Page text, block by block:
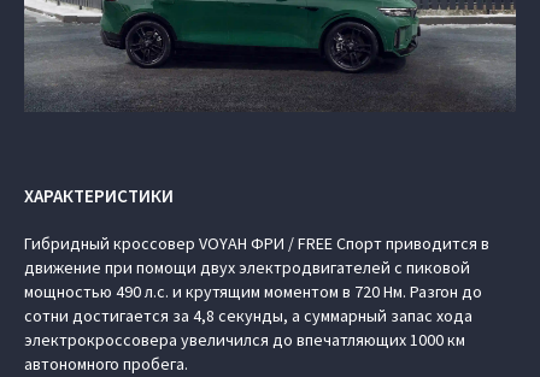
ХАРАКТЕРИСТИКИ
Гибридный кроссовер VOYAH ФРИ / FREE Спорт приводится в
движение при помощи двух электродвигателей с пиковой
мощностью 490 л.с. и крутящим моментом в 720 Нм. Разгон до
сотни достигается за 4,8 секунды, а суммарный запас хода
электрокроссовера увеличился до впечатляющих 1000 км
автономного пробега.